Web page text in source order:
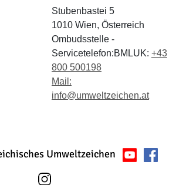
Stubenbastei 5
1010 Wien, Österreich
Ombudsstelle -
Servicetelefon:BMLUK: +43
800 500198
Mail:
info@umweltzeichen.at
Umweltzeichen